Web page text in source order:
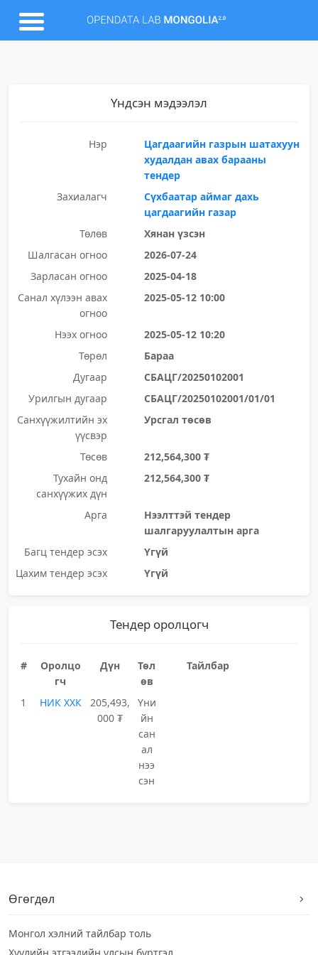
Үндсэн мэдээлэл
Нэр
Цагдаагийн газрын шатахуун
худалдан авах барааны
тендер
Захиалагч
Сүхбаатар аймаг дахь
цагдаагийн газар
Төлөв
Хянан үзсэн
Шалгасан огноо
2026-07-24
Зарласан огноо
2025-04-18
Санал хүлээн авах
огноо
2025-05-12 10:00
Нээх огноо
2025-05-12 10:20
Төрөл
Бараа
Дугаар
СБАЦГ/20250102001
Урилгын дугаар
СБАЦГ/20250102001/01/01
Санхүүжилтийн эх
үүсвэр
Урсгал төсөв
Төсөв
212,564,300 ₮
Тухайн онд
санхүүжих дүн
212,564,300 ₮
Арга
Нээлттэй тендер
шалгаруулалтын арга
Багц тендер эсэх
Үгүй
Цахим тендер эсэх
Үгүй
Тендер оролцогч
#
Оролцо
гч
Дүн
Төл
өв
Тайлбар
1 НИК ХХК
205,493,
000 ₮
Үни
йн
сан
ал
нээ
сэн
Өгөгдөл
Монгол хэлний тайлбар толь